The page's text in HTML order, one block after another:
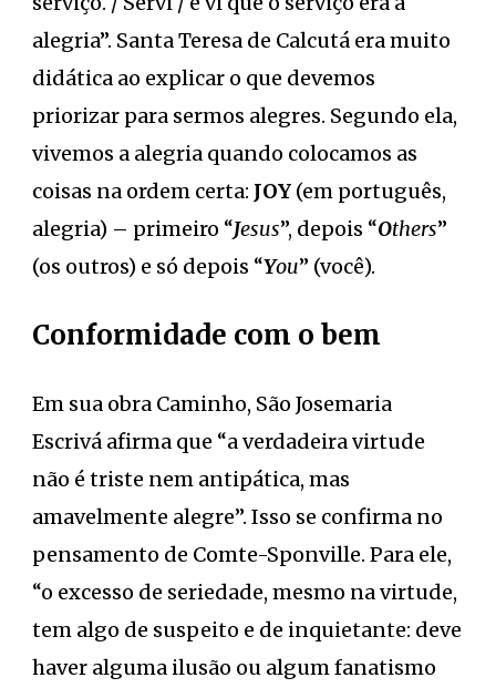
alegria”. Santa Teresa de Calcutá era muito
didática ao explicar o que devemos
priorizar para sermos alegres. Segundo ela,
vivemos a alegria quando colocamos as
coisas na ordem certa: JOY (em português,
alegria) – primeiro “Jesus”, depois “Others”
(os outros) e só depois “You” (você).
Conformidade com o bem
Em sua obra Caminho, São Josemaria
Escrivá afirma que “a verdadeira virtude
não é triste nem antipática, mas
amavelmente alegre”. Isso se confirma no
pensamento de Comte-Sponville. Para ele,
“o excesso de seriedade, mesmo na virtude,
tem algo de suspeito e de inquietante: deve
haver alguma ilusão ou algum fanatismo